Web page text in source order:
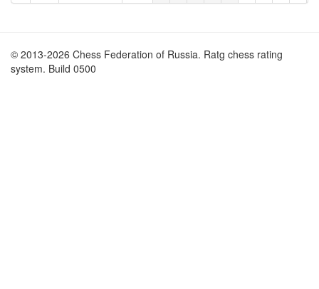
© 2013-2026 Chess Federation of Russia. Ratg chess rating
system. Build 0500